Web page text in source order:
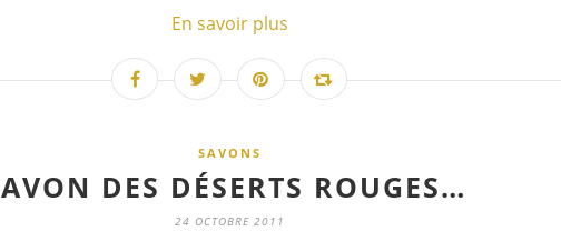
En savoir plus
SAVONS
DES DÉSERTS ROUGES…
24 OCTOBRE 2011